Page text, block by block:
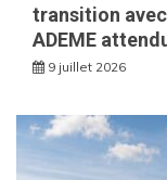
transition
ADEME
9 juillet 2026